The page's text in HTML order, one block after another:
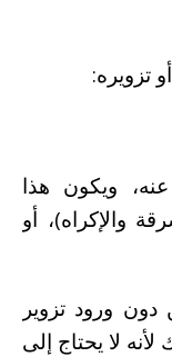
تزويره:
ويكون هذا
والإكراه)، أو
ورود تزوير
لا يحتاج إلى